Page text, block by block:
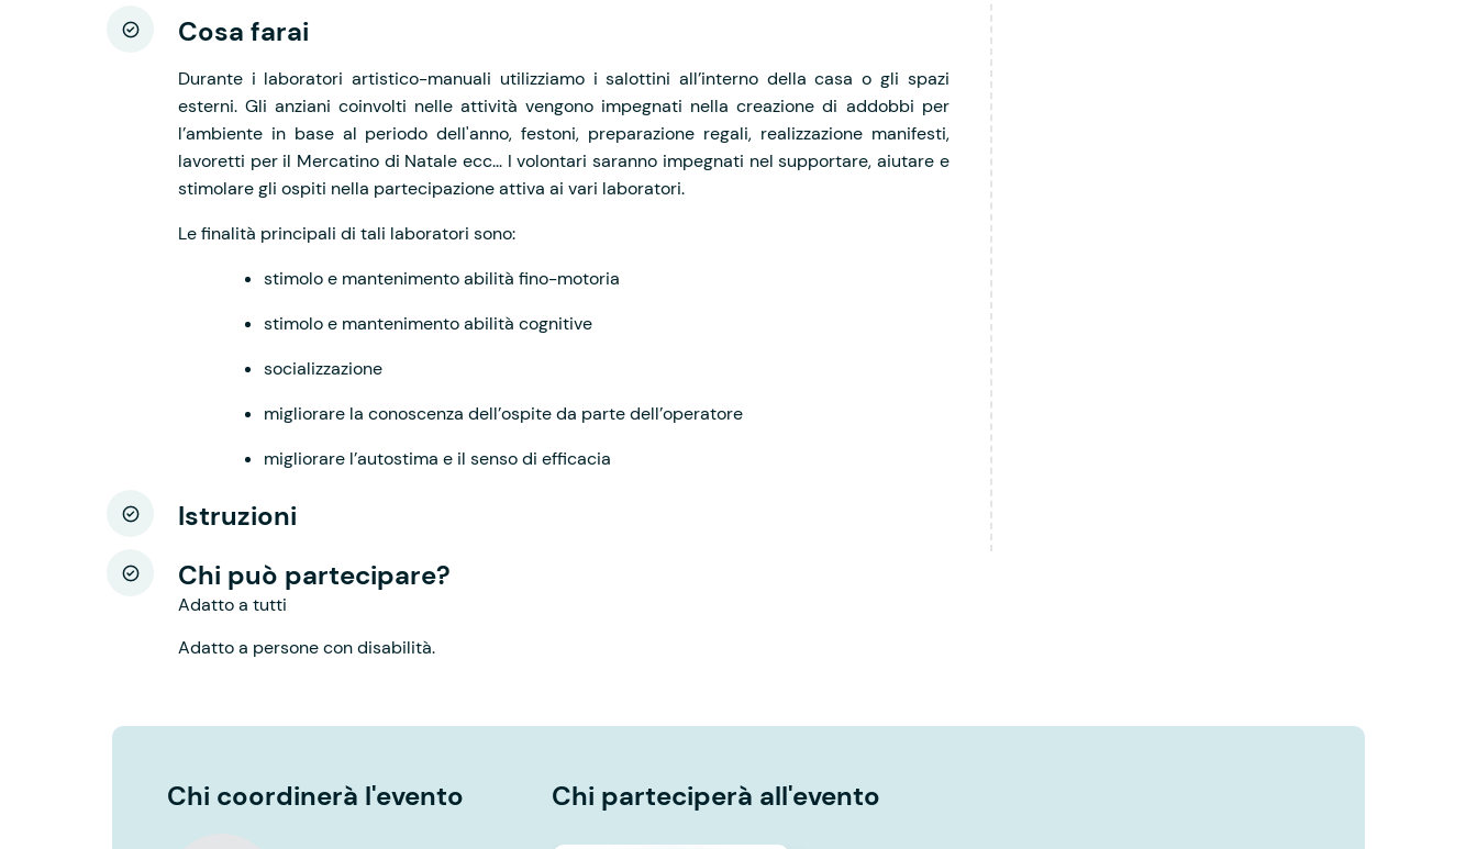
Cosa farai
Durante i laboratori artistico-manuali utilizziamo i salottini all’interno della casa o gli spazi
esterni. Gli anziani coinvolti nelle attività vengono impegnati nella creazione di addobbi per
l’ambiente in base al periodo dell'anno, festoni, preparazione regali, realizzazione manifesti,
lavoretti per il Mercatino di Natale ecc... I volontari saranno impegnati nel supportare, aiutare e
stimolare gli ospiti nella partecipazione attiva ai vari laboratori.
Le finalità principali di tali laboratori sono:
stimolo e mantenimento abilità fino-motoria
stimolo e mantenimento abilità cognitive
socializzazione
migliorare la conoscenza dell’ospite da parte dell’operatore
migliorare l’autostima e il senso di efficacia
Istruzioni
Chi può partecipare?
Adatto a tutti
Adatto a persone con disabilità.
Chi coordinerà l'evento Chi parteciperà all'evento